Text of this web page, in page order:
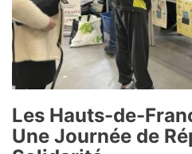
Les Hauts-de-
Une Journée de